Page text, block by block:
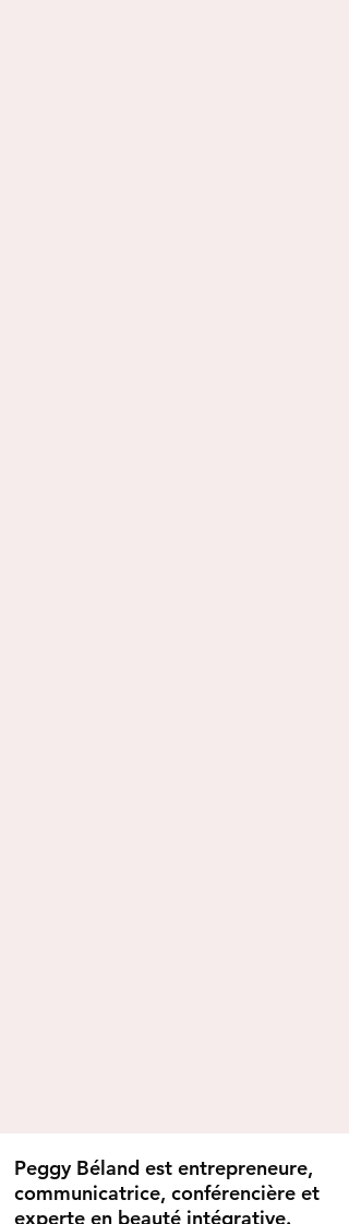
Peggy Béland est entrepreneure,
communicatrice, conférencière et
experte en beauté intégrative.